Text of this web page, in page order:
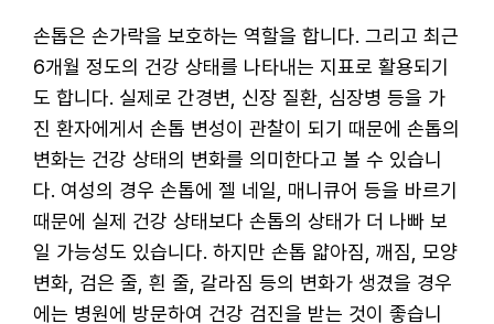
손톱은 손가락을 보호하는 역할을 합니다. 그리고 최근
6개월 정도의 건강 상태를 나타내는 지표로 활용되기
도 합니다. 실제로 간경변, 신장 질환, 심장병 등을 가
진 환자에게서 손톱 변성이 관찰이 되기 때문에 손톱의
변화는 건강 상태의 변화를 의미한다고 볼 수 있습니
다. 여성의 경우 손톱에 젤 네일, 매니큐어 등을 바르기
때문에 실제 건강 상태보다 손톱의 상태가 더 나빠 보
일 가능성도 있습니다. 하지만 손톱 얇아짐, 깨짐, 모양
변화, 검은 줄, 흰 줄, 갈라짐 등의 변화가 생겼을 경우
에는 병원에 방문하여 건강 검진을 받는 것이 좋습니